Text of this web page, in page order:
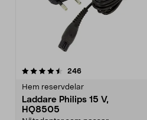
246recensioner
Hem reservdelar
Laddare Philips 15 V,
HQ8505
4.0av 5 stjärnor